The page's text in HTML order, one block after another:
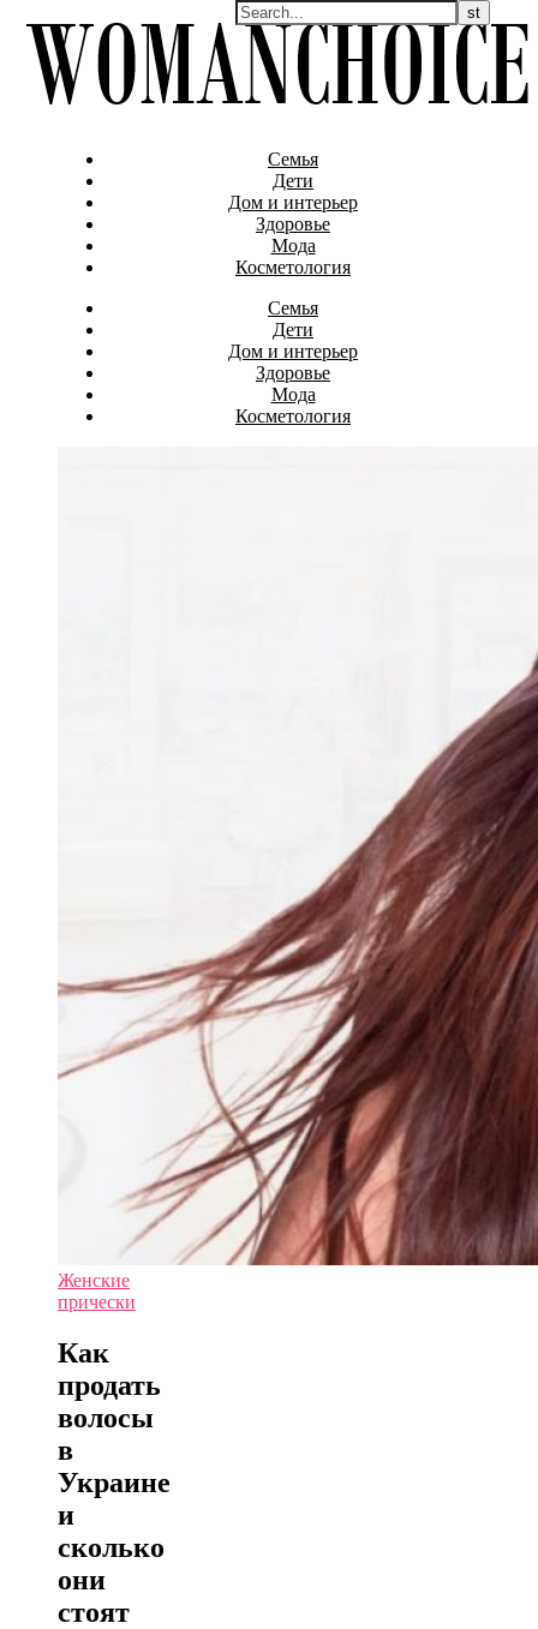
Семья
Дети
Дом и интерьер
Здоровье
Мода
Косметология
Семья
Дети
Дом и интерьер
Здоровье
Мода
Косметология
Женские
прически
Как
продать
волосы
в
Украине
и
сколько
они
стоят